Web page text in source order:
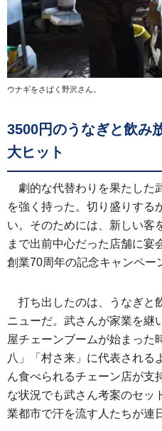
ウナギをさばく野沢さん。
3500円のうなぎと飲み
大ヒット
劇的な代替わりを果たした
を強く持った。切り盛りする
い。そのためには、新しい客
まで出前中心だった店舗に宴
創業70周年の記念キャンペー
打ち出したのは、うなぎと
ニューだ。武さんが家業を継
屋チェーンブームが始まった
八」「村さ来」に代表される
ん食べられるチェーン店が支
な状況でも武さん考案のセッ
業都市で汗を流す人たちが連